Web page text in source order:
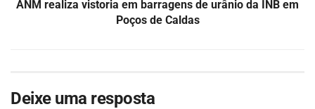
ANM realiza vistoria em barragens de urânio da INB em
Poços de Caldas
Deixe uma resposta